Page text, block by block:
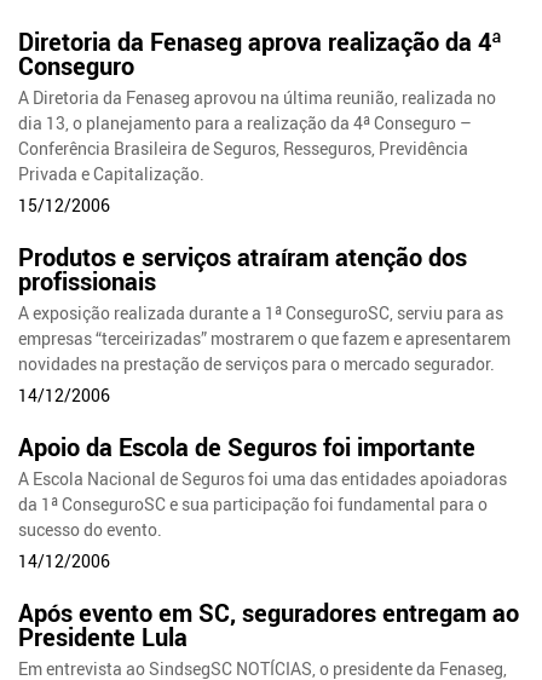
Diretoria da Fenaseg aprova realização da 4ª
Conseguro
A Diretoria da Fenaseg aprovou na última reunião, realizada no
dia 13, o planejamento para a realização da 4ª Conseguro –
Conferência Brasileira de Seguros, Resseguros, Previdência
Privada e Capitalização.
15/12/2006
Produtos e serviços atraíram atenção dos
profissionais
A exposição realizada durante a 1ª ConseguroSC, serviu para as
empresas “terceirizadas” mostrarem o que fazem e apresentarem
novidades na prestação de serviços para o mercado segurador.
14/12/2006
Apoio da Escola de Seguros foi importante
A Escola Nacional de Seguros foi uma das entidades apoiadoras
da 1ª ConseguroSC e sua participação foi fundamental para o
sucesso do evento.
14/12/2006
Após evento em SC, seguradores entregam ao
Presidente Lula
Em entrevista ao SindsegSC NOTÍCIAS, o presidente da Fenaseg,